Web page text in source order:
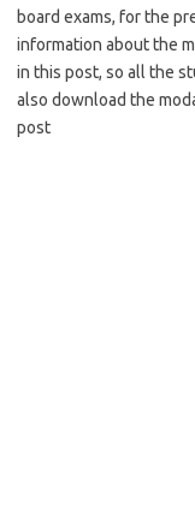
board exams, for the
information about the
in this post, so all the
also download the
post